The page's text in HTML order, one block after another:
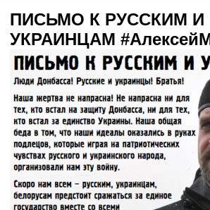
ПИСЬМО К РУССКИМ И
УКРАИНЦАМ